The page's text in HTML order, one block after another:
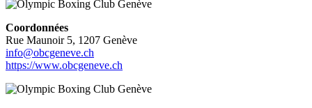
Coordonnées
Rue Maunoir 5, 1207 Genève
info@obcgeneve.ch
https://www.obcgeneve.ch